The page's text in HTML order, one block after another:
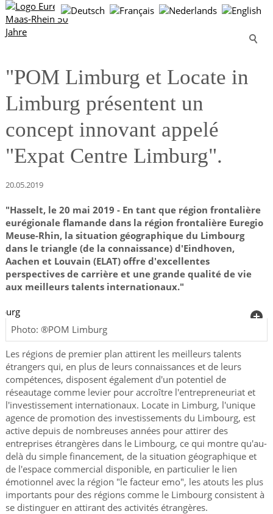
"POM Limburg et Locate in
Limburg présentent un
concept innovant appelé
"Expat Centre Limburg".
20.05.2019
"Hasselt, le 20 mai 2019 - En tant que région frontalière
eurégionale flamande dans la région frontalière Euregio
Meuse-Rhin, la situation géographique du Limbourg
dans le triangle (de la connaissance) d'Eindhoven,
Aachen et Louvain (ELAT) offre d'excellentes
perspectives de carrière et une grande qualité de vie
aux meilleurs talents internationaux."
Photo: ®POM Limburg
Les régions de premier plan attirent les meilleurs talents
étrangers qui, en plus de leurs connaissances et de leurs
compétences, disposent également d'un potentiel de
réseautage comme levier pour accroître l'entrepreneuriat et
l'investissement internationaux. Locate in Limburg, l'unique
agence de promotion des investissements du Limbourg, est
active depuis de nombreuses années pour attirer des
entreprises étrangères dans le Limbourg, ce qui montre qu'au-
delà du simple financement, de la situation géographique et
de l'espace commercial disponible, en particulier le lien
émotionnel avec la région "le facteur emo", les atouts les plus
importants pour des régions comme le Limbourg consistent à
se distinguer en attirant des activités étrangères.